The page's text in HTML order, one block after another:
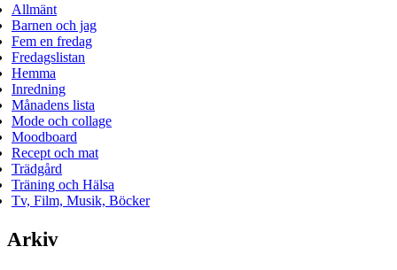
Allmänt
Barnen och jag
Fem en fredag
Fredagslistan
Hemma
Inredning
Månadens lista
Mode och collage
Moodboard
Recept och mat
Trädgård
Träning och Hälsa
Tv, Film, Musik, Böcker
Arkiv